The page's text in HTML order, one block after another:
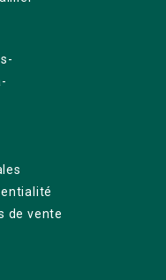
de vente